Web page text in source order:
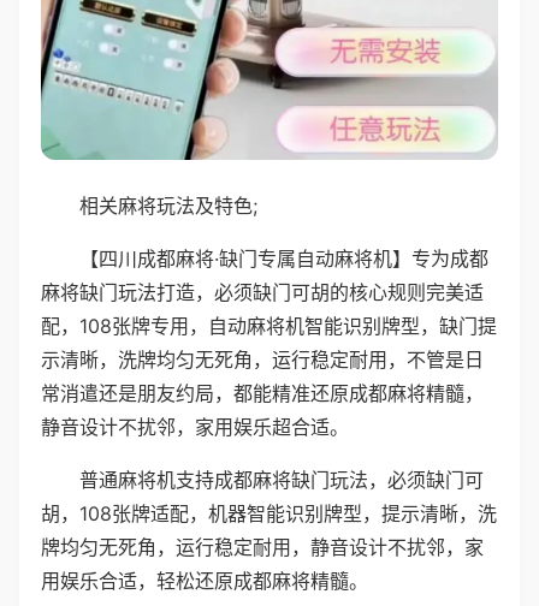
相关麻将玩法及特色;
【四川成都麻将·缺门专属自动麻将机】专为成都
麻将缺门玩法打造，必须缺门可胡的核心规则完美适
配，108张牌专用，自动麻将机智能识别牌型，缺门提
示清晰，洗牌均匀无死角，运行稳定耐用，不管是日
常消遣还是朋友约局，都能精准还原成都麻将精髓，
静音设计不扰邻，家用娱乐超合适。
普通麻将机支持成都麻将缺门玩法，必须缺门可
胡，108张牌适配，机器智能识别牌型，提示清晰，洗
牌均匀无死角，运行稳定耐用，静音设计不扰邻，家
用娱乐合适，轻松还原成都麻将精髓。